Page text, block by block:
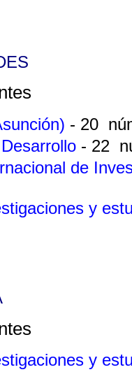
- 20
- 22
de
y
y